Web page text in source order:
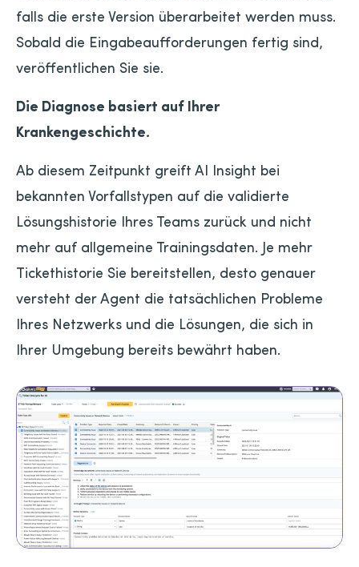
falls die erste Version überarbeitet werden muss.
Sobald die Eingabeaufforderungen fertig sind,
veröffentlichen Sie sie.
Die Diagnose basiert auf Ihrer
Krankengeschichte.
Ab diesem Zeitpunkt greift AI Insight bei
bekannten Vorfallstypen auf die validierte
Lösungshistorie Ihres Teams zurück und nicht
mehr auf allgemeine Trainingsdaten. Je mehr
Tickethistorie Sie bereitstellen, desto genauer
versteht der Agent die tatsächlichen Probleme
Ihres Netzwerks und die Lösungen, die sich in
Ihrer Umgebung bereits bewährt haben.